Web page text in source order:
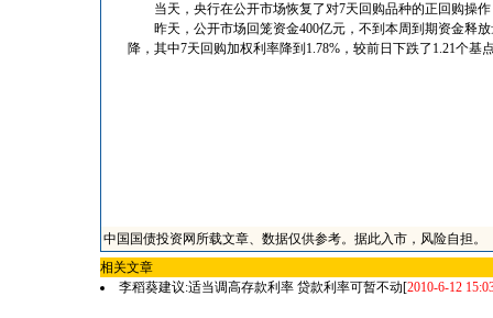
当天，央行在公开市场恢复了对7天回购品种的正回购操作
昨天，公开市场回笼资金400亿元，不到本周到期资金释放
降，其中7天回购加权利率降到1.78%，较前日下跌了1.21个基
中国国债投资网所载文章、数据仅供参考。据此入市，风险自担。
相关文章
李稻葵建议:适当调高存款利率 贷款利率可暂不动[2010-6-12